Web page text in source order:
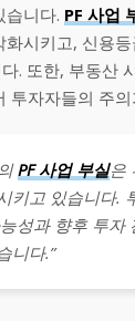
습니다. PF 사업
화시키고, 신용
. 또한, 부동산
투자자들의 주
PF 사업 부실은
키고 있습니다.
성과 향후 투자
니다.”